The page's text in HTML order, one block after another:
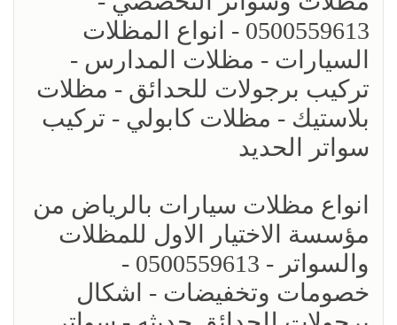
0500559613 - انواع المظلات
السيارات - مظلات المدارس -
تركيب برجولات للحدائق - مظلات
بلاستيك - مظلات كابولي - تركيب
سواتر الحديد
انواع مظلات سيارات بالرياض من
مؤسسة الاختيار الاول للمظلات
والسواتر - 0500559613 -
خصومات وتخفيضات - اشكال